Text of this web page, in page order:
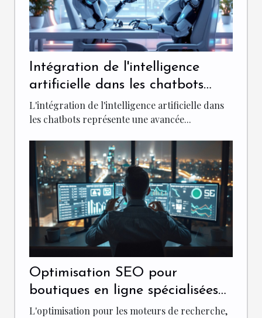
Intégration de l'intelligence
artificielle dans les chatbots
pour une meilleure
personnalisation
L'intégration de l'intelligence artificielle dans
les chatbots représente une avancée...
Optimisation SEO pour
boutiques en ligne spécialisées
dans le commerce électronique
L'optimisation pour les moteurs de recherche,